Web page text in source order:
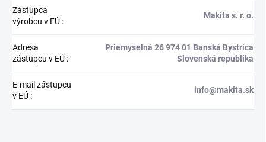
Zástupca
výrobcu v EÚ :
Makita s. r. o.
Adresa
zástupcu v EÚ :
Priemyselná 26 974 01 Banská Bystrica
Slovenská republika
E-mail zástupcu
v EÚ :
info@makita.sk